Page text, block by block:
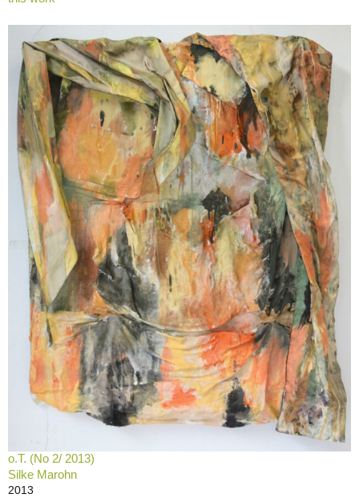
o.T. (No 2/ 2013)
Silke Marohn
2013